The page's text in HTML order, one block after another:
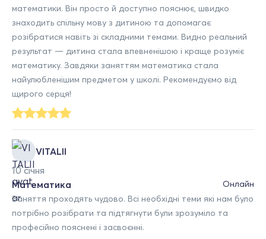
математики. Він просто й доступно пояснює, швидко
знаходить спільну мову з дитиною та допомагає
розібратися навіть зі складними темами. Видно реальний
результат — дитина стала впевненішою і краще розуміє
математику. Завдяки заняттям математика стала
найулюбленішим предметом у школі. Рекомендуємо від
щирого серця!
VITALII
10 січня
Онлайн
Математика
Заняття проходять чудово. Всі необхідні теми які нам було
потрібно розібрати та підтягнути були зрозуміло та
професійно пояснені і засвоєнні.